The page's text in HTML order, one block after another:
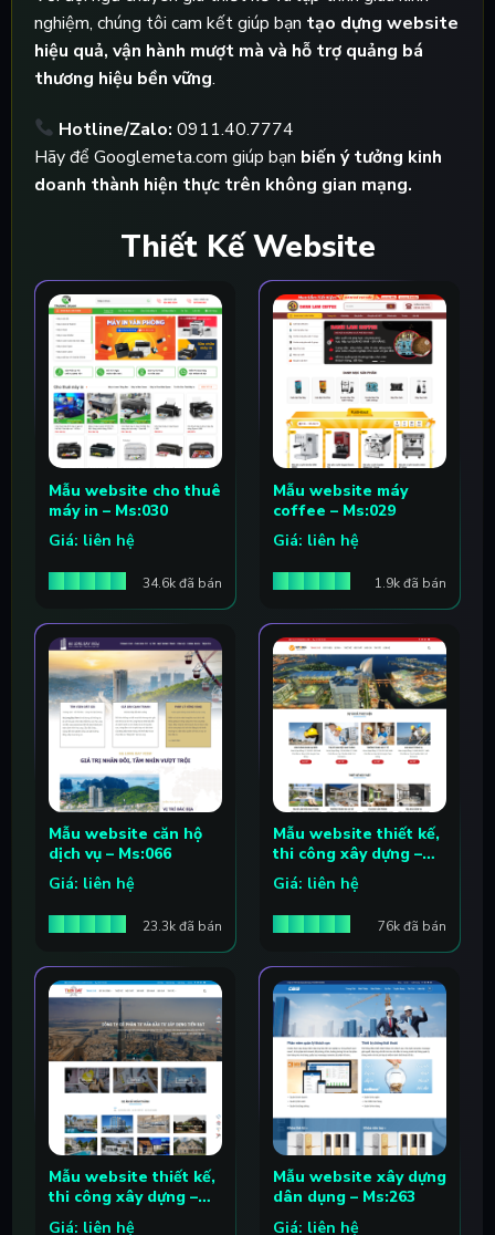
nghiệm, chúng tôi cam kết giúp bạn tạo dựng website
hiệu quả, vận hành mượt mà và hỗ trợ quảng bá
thương hiệu bền vững.
Hotline/Zalo: 0911.40.7774
Hãy để Googlemeta.com giúp bạn biến ý tưởng kinh
doanh thành hiện thực trên không gian mạng.
Thiết Kế Website
Mẫu website cho thuê
máy in – Ms:030
Giá: liên hệ
34.6k đã bán
Mẫu website máy
coffee – Ms:029
Giá: liên hệ
1.9k đã bán
Mẫu website căn hộ
dịch vụ – Ms:066
Giá: liên hệ
23.3k đã bán
Mẫu website thiết kế,
thi công xây dựng –
Ms:065
Giá: liên hệ
76k đã bán
Mẫu website thiết kế,
thi công xây dựng –
Ms:064
Giá: liên hệ
Mẫu website xây dựng
dân dụng – Ms:263
Giá: liên hệ